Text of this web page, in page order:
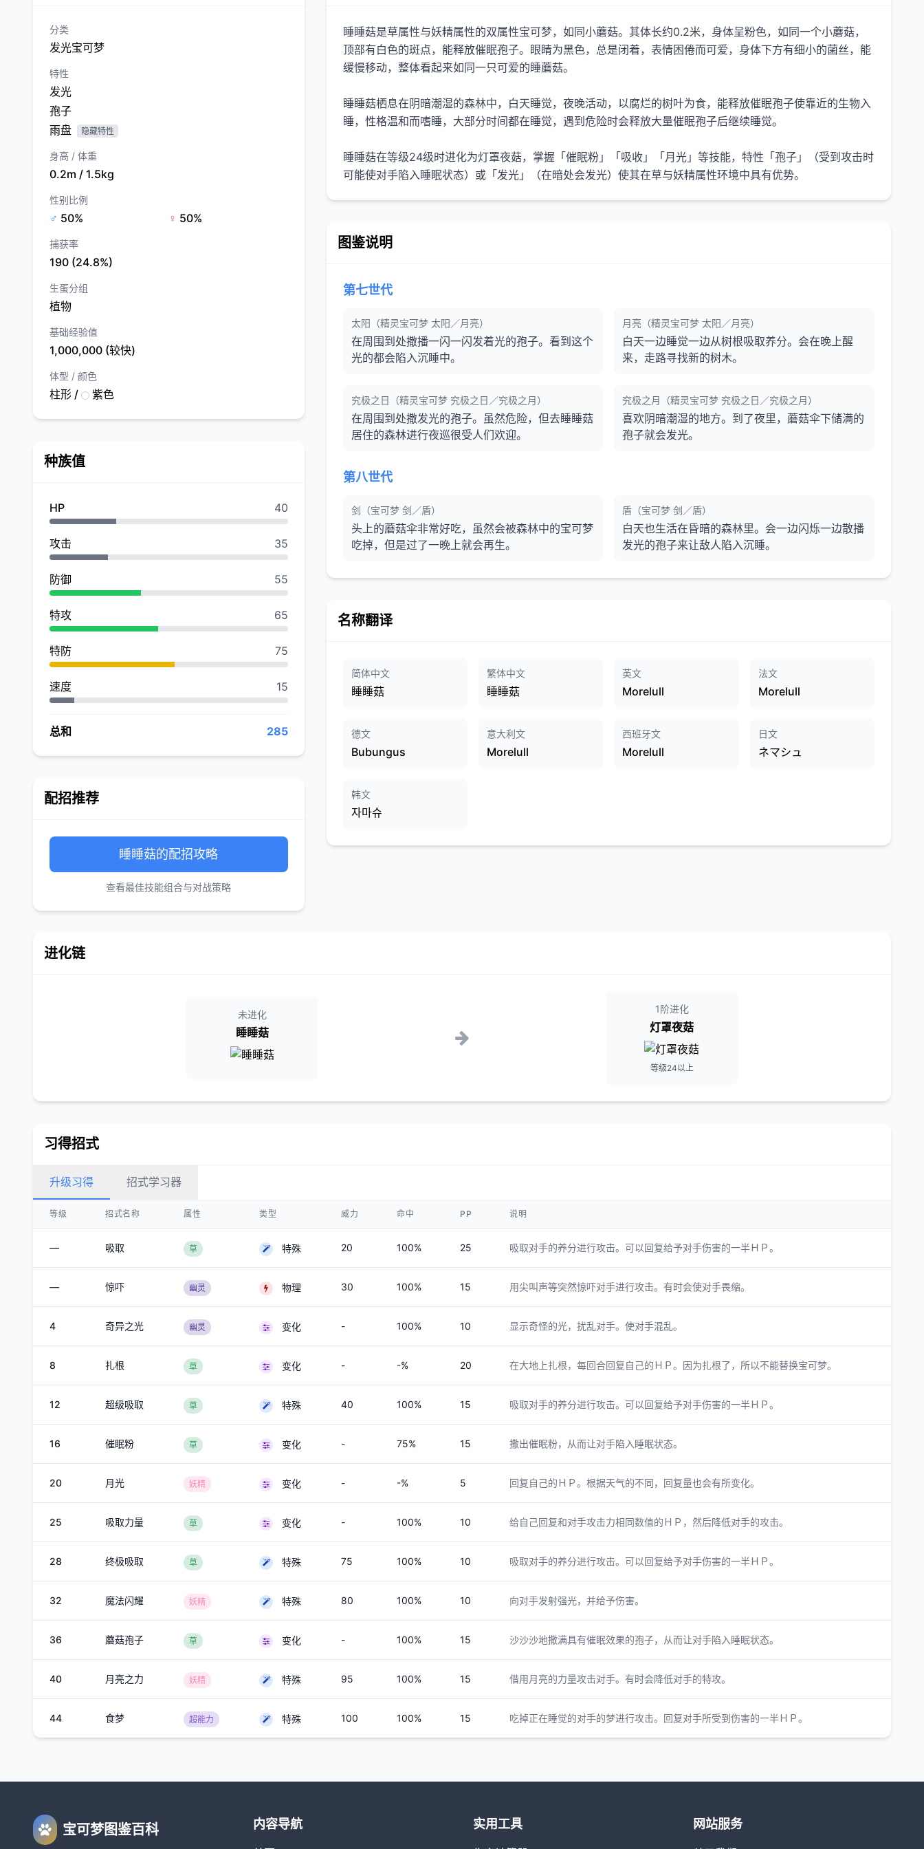
分类
发光宝可梦
特性
发光
孢子
雨盘
隐藏特性
身高 / 体重
0.2m / 1.5kg
性别比例
♂ 50% ♀ 50%
捕获率
190 (24.8%)
生蛋分组
植物
基础经验值
1,000,000 (较快)
体型 / 颜色
柱形 / 紫色
种族值
HP 40
攻击 35
防御 55
特攻 65
特防 75
速度 15
总和 285
配招推荐
睡睡菇的配招攻略
查看最佳技能组合与对战策略
睡睡菇是草属性与妖精属性的双属性宝可梦，如同小蘑菇。其体长约0.2米，身体呈粉色，如同一个小蘑菇，
顶部有白色的斑点，能释放催眠孢子。眼睛为黑色，总是闭着，表情困倦而可爱，身体下方有细小的菌丝，能
缓慢移动，整体看起来如同一只可爱的睡蘑菇。
睡睡菇栖息在阴暗潮湿的森林中，白天睡觉，夜晚活动，以腐烂的树叶为食，能释放催眠孢子使靠近的生物入
睡，性格温和而嗜睡，大部分时间都在睡觉，遇到危险时会释放大量催眠孢子后继续睡觉。
睡睡菇在等级24级时进化为灯罩夜菇，掌握「催眠粉」「吸收」「月光」等技能，特性「孢子」（受到攻击时
可能使对手陷入睡眠状态）或「发光」（在暗处会发光）使其在草与妖精属性环境中具有优势。
图鉴说明
第七世代
太阳（精灵宝可梦 太阳／月亮）
在周围到处撒播一闪一闪发着光的孢子。看到这个
光的都会陷入沉睡中。
月亮（精灵宝可梦 太阳／月亮）
白天一边睡觉一边从树根吸取养分。会在晚上醒
来，走路寻找新的树木。
究极之日（精灵宝可梦 究极之日／究极之月）
在周围到处撒发光的孢子。虽然危险，但去睡睡菇
居住的森林进行夜巡很受人们欢迎。
究极之月（精灵宝可梦 究极之日／究极之月）
喜欢阴暗潮湿的地方。到了夜里，蘑菇伞下储满的
孢子就会发光。
第八世代
剑（宝可梦 剑／盾）
头上的蘑菇伞非常好吃，虽然会被森林中的宝可梦
吃掉，但是过了一晚上就会再生。
盾（宝可梦 剑／盾）
白天也生活在昏暗的森林里。会一边闪烁一边散播
发光的孢子来让敌人陷入沉睡。
名称翻译
简体中文
睡睡菇
繁体中文
睡睡菇
英文
Morelull
法文
Morelull
德文
Bubungus
意大利文
Morelull
西班牙文
Morelull
日文
ネマシュ
韩文
자마슈
进化链
未进化
睡睡菇
1阶进化
灯罩夜菇
等级24以上
习得招式
升级习得 招式学习器
等级 招式名称 属性 类型 威力 命中 PP 说明
— 吸取 草 特殊 20 100% 25 吸取对手的养分进行攻击。可以回复给予对手伤害的一半ＨＰ。
— 惊吓 幽灵 物理 30 100% 15 用尖叫声等突然惊吓对手进行攻击。有时会使对手畏缩。
4 奇异之光 幽灵 变化 - 100% 10 显示奇怪的光，扰乱对手。使对手混乱。
8 扎根 草 变化 - -% 20 在大地上扎根，每回合回复自己的ＨＰ。因为扎根了，所以不能替换宝可梦。
12 超级吸取 草 特殊 40 100% 15 吸取对手的养分进行攻击。可以回复给予对手伤害的一半ＨＰ。
16 催眠粉 草 变化 - 75% 15 撒出催眠粉，从而让对手陷入睡眠状态。
20 月光 妖精 变化 - -% 5 回复自己的ＨＰ。根据天气的不同，回复量也会有所变化。
25 吸取力量 草 变化 - 100% 10 给自己回复和对手攻击力相同数值的ＨＰ，然后降低对手的攻击。
28 终极吸取 草 特殊 75 100% 10 吸取对手的养分进行攻击。可以回复给予对手伤害的一半ＨＰ。
32 魔法闪耀 妖精 特殊 80 100% 10 向对手发射强光，并给予伤害。
36 蘑菇孢子 草 变化 - 100% 15 沙沙沙地撒满具有催眠效果的孢子，从而让对手陷入睡眠状态。
40 月亮之力 妖精 特殊 95 100% 15 借用月亮的力量攻击对手。有时会降低对手的特攻。
44 食梦 超能力 特殊 100 100% 15 吃掉正在睡觉的对手的梦进行攻击。回复对手所受到伤害的一半ＨＰ。
宝可梦图鉴百科 内容导航 实用工具 网站服务